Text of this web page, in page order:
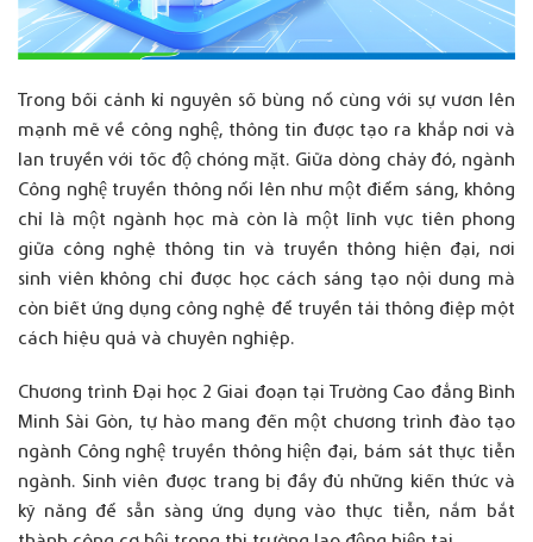
Trong bối cảnh kỉ nguyên số bùng nổ cùng với sự vươn lên
mạnh mẽ về công nghệ, thông tin được tạo ra khắp nơi và
lan truyền với tốc độ chóng mặt. Giữa dòng chảy đó, ngành
Công nghệ truyền thông nổi lên như một điểm sáng, không
chỉ là một ngành học mà còn là một lĩnh vực tiên phong
giữa công nghệ thông tin và truyền thông hiện đại, nơi
sinh viên không chỉ được học cách sáng tạo nội dung mà
còn biết ứng dụng công nghệ để truyền tải thông điệp một
cách hiệu quả và chuyên nghiệp.
Chương trình Đại học 2 Giai đoạn tại Trường Cao đẳng Bình
Minh Sài Gòn, tự hào mang đến một chương trình đào tạo
ngành Công nghệ truyền thông hiện đại, bám sát thực tiễn
ngành. Sinh viên được trang bị đầy đủ những kiến thức và
kỹ năng để sẵn sàng ứng dụng vào thực tiễn, nắm bắt